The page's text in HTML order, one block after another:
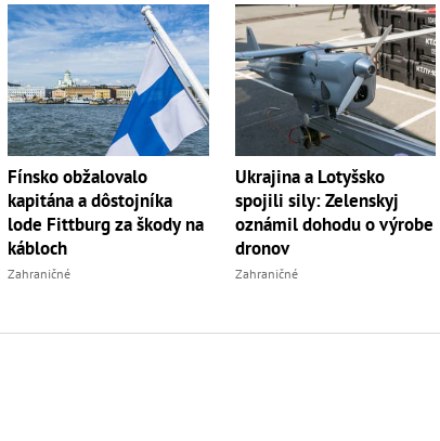
Fínsko obžalovalo
kapitána a dôstojníka
lode Fittburg za škody na
kábloch
Zahraničné
Ukrajina a Lotyšsko
spojili sily: Zelenskyj
oznámil dohodu o výrobe
dronov
Zahraničné